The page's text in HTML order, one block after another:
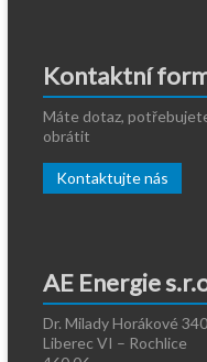
Kontaktní
Máte dotaz,
obrátit
Kontaktujte nás
AE Energie
Dr. Milady Horákové
Liberec VI – Rochlice